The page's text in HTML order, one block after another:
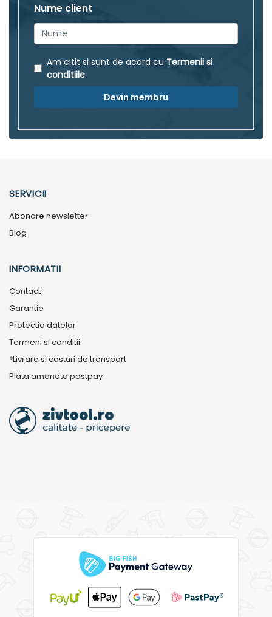
Nume client
Am citit si sunt de acord cu Termenii si
conditiile.
Devin membru
SERVICII
Abonare newsletter
Blog
INFORMATII
Contact
Garantie
Protectia datelor
Termeni si conditii
*Livrare si costuri de transport
Plata amanata pastpay